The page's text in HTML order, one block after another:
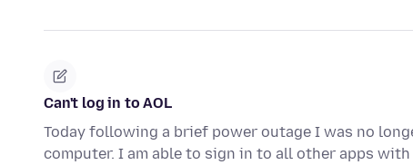
Can't log in to AOL
Today following a brief power outage I was no
computer. I am able to sign in to all other apps